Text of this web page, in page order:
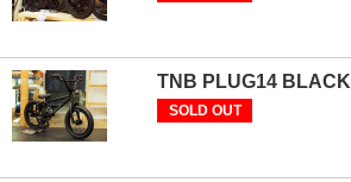
TNB PLUG14 BLACK
SOLD OUT